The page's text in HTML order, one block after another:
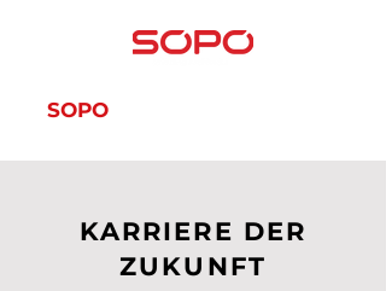
SOPO
KARRIERE DER
ZUKUNFT